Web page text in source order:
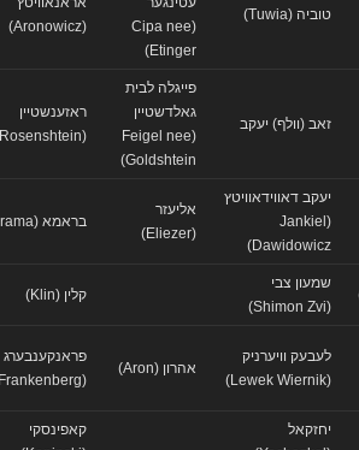
טוביה (Tuwia)
(Cipa nee
Etinger)
זאב (וולף) יעקב
פייגלה לבית
גאלדשטיין
(Feigel nee
Goldshtein)
ראזענשטיין
יעקב דאווידאוויטץ
(Jankiel
Dawidowicz)
אליעזר
בראמא (Brama)
שמעון צבי
לעבעק וויערניק
אהרון (Aron)
פראנקענבערג
(Frankenberg)
יחזקאל
קאפינסקי